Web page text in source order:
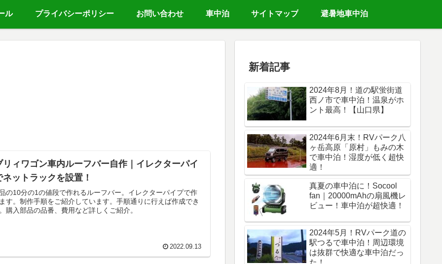
ル プライバシーポリシー お問い合わせ 車中泊 サイトマップ 避暑地車中泊
リィワゴン車内ルーフバー自作｜イレクターパイ
ネットラックを設置！
の10分の1の値段で作れるルーフバー。イレクターパイプで作
す。制作手順をご紹介しています。手順通りに行えば作成でき
購入部品の品番、費用など詳しくご紹介。
2022.09.13
新着記事
2024年8月！道の駅蛍街道
西ノ市で車中泊！温泉がホ
ント最高！【山口県】
2024年6月末！RVパーク八
ヶ岳高原「原村」もみの木
で車中泊！湿度が低く超快
適！
真夏の車中泊に！Socool
fan｜20000mAhの扇風機レ
ビュー！車中泊が超快適！
2024年5月！RVパーク道の
駅つるで車中泊！周辺環境
は抜群で快適な車中泊だっ
た！